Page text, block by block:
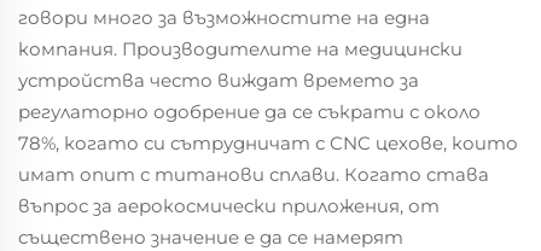
говори много за възможностите на една
компания. Производителите на медицински
устройства често виждат времето за
регулаторно одобрение да се съкрати с около
78%, когато си сътрудничат с CNC цехове, които
имат опит с титанови сплави. Когато става
въпрос за аерокосмически приложения, от
съществено значение е да се намерят